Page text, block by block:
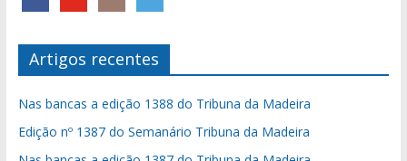
Artigos recentes
Nas bancas a edição 1388 do Tribuna da Madeira
Edição nº 1387 do Semanário Tribuna da Madeira